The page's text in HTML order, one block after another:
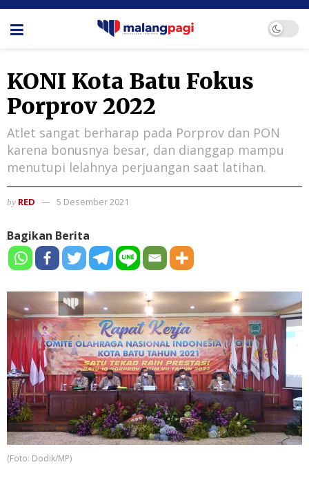
KONI Kota Batu Fokus
Porprov 2022
Atlet sangat berharap pada Porprov dan PON
karena bonusnya besar, dan dianggap mampu
menutupi lelahnya perjuangan saat latihan.
by RED 5 Desember 2021
Bagikan Berita
(Foto: Dodik/MP)